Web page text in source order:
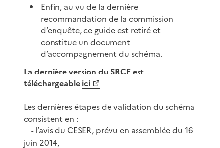
Enfin, au vu de la dernière
recommandation de la commission
d’enquête, ce guide est retiré et
constitue un document
d’accompagnement du schéma.
La dernière version du SRCE est
téléchargeable ici
Les dernières étapes de validation du schéma
consistent en :
-l’avis du CESER, prévu en assemblée du 16
juin 2014,